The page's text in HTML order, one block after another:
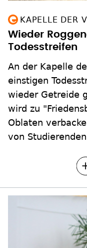
An der Kapelle
einstigen
wieder Getreide
Oblaten
von